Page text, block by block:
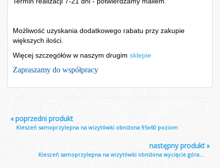
Możliwość uzyskania dodatkowego rabatu przy zakupie
większych ilości.
Więcej szczegółów w naszym drugim sklepie
Zapraszamy do współpracy
«poprzedni produkt
Kieszeń samoprzylepna na wizytówki obniżona 95x60 poziom
»
następny produkt
Kieszeń samoprzylepna na wizytówki obniżona wycięcie góra...